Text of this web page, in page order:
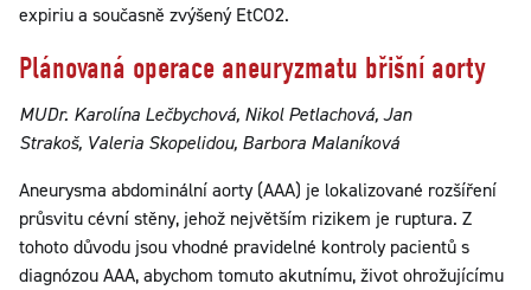
expiriu a současně zvýšený EtCO2.
Plánovaná operace aneuryzmatu břišní aorty
MUDr. Karolína Lečbychová, Nikol Petlachová, Jan
Strakoš, Valeria Skopelidou, Barbora Malaníková
Aneurysma abdominální aorty (AAA) je lokalizované rozšíření
průsvitu cévní stěny, jehož největším rizikem je ruptura. Z
tohoto důvodu jsou vhodné pravidelné kontroly pacientů s
diagnózou AAA, abychom tomuto akutnímu, život ohrožujícímu